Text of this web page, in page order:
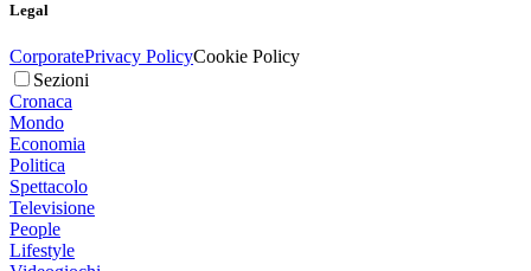
Legal
CorporatePrivacy PolicyCookie Policy
Sezioni
Cronaca
Mondo
Economia
Politica
Spettacolo
Televisione
People
Lifestyle